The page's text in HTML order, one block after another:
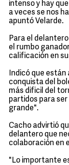
intenso y hay
a veces se nos
apuntó Velarde.
Para el
el rumbo
calificación en
Indicó que
conquista del
más dificil del
partidos para
grande".
Cacho advirtió
delantero que
colaboración en
"Lo importante